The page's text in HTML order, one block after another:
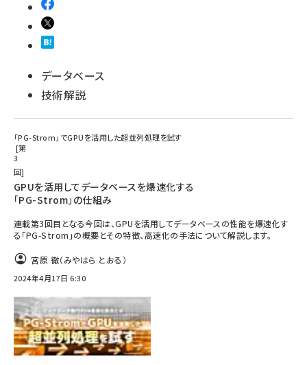
データベース
技術解説
「PG-Strom」でGPUを活用した超並列処理を試す
第
3
回
GPUを活用してデータベースを爆速化する
「PG-Strom」の仕組み
連載第3回目となる今回は、GPUを活用してデータベースの性能を爆速化す
る「PG-Strom」の概要とその特徴、高速化の手法について解説します。
宮原 徹（みやはら とおる）
2024年4月17日 6:30